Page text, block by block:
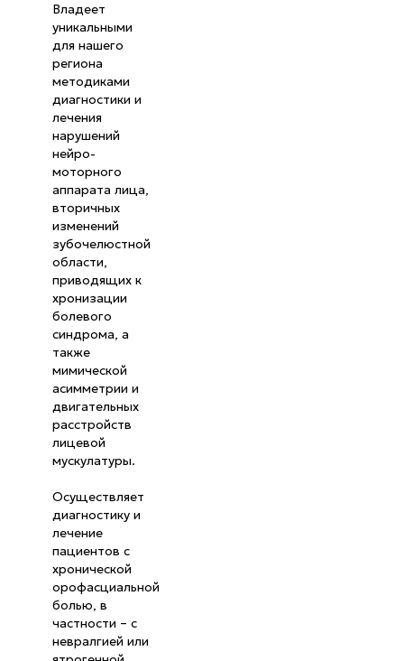
Владеет
уникальными
для нашего
региона
методиками
диагностики и
лечения
нарушений
нейро-
моторного
аппарата лица,
вторичных
изменений
зубочелюстной
области,
приводящих к
хронизации
болевого
синдрома, а
также
мимической
асимметрии и
двигательных
расстройств
лицевой
мускулатуры.
Осуществляет
диагностику и
лечение
пациентов с
хронической
орофасциальной
болью, в
частности – с
невралгией или